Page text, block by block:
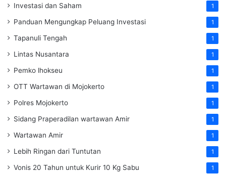
Investasi dan Saham 1
Panduan Mengungkap Peluang Investasi 1
Tapanuli Tengah 1
Lintas Nusantara 1
Pemko lhokseu 1
OTT Wartawan di Mojokerto 1
Polres Mojokerto 1
Sidang Praperadilan wartawan Amir 1
Wartawan Amir 1
Lebih Ringan dari Tuntutan 1
Vonis 20 Tahun untuk Kurir 10 Kg Sabu 1